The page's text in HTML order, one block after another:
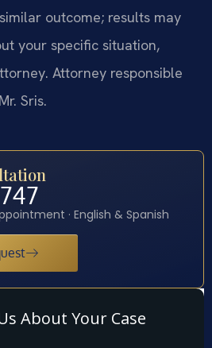
outcome; results may
your specific situation,
Attorney responsible
Sris.
· English & Spanish